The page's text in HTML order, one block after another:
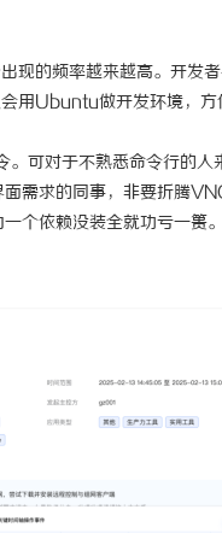
现的频率越来越高。开发
用Ubuntu做开发环境，
可对于不熟悉命令行的
需求的同事，非要折腾
个依赖没装全就功亏一篑